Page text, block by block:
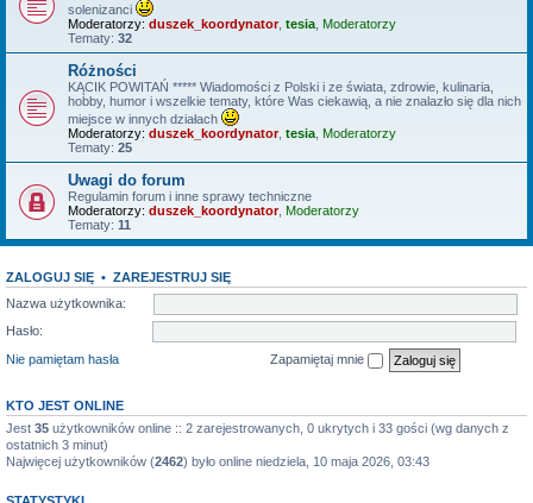
solenizanci
Moderatorzy: duszek_koordynator, tesia Moderatorzy
Tematy: 32
Różności
KĄCIK POWITAŃ ***** Wiadomości z Polski i ze świata, zdrowie, kulinaria,
hobby, humor i wszelkie tematy, które Was ciekawią, a nie znalazło się dla nich
miejsce w innych działach
Moderatorzy: duszek_koordynator, tesia Moderatorzy
Tematy: 25
Uwagi do forum
Regulamin forum i inne sprawy techniczne
Moderatorzy: duszek_koordynator, Moderatorzy
Tematy: 11
ZALOGUJ SIĘ • ZAREJESTRUJ SIĘ
Nazwa użytkownika:
Hasło:
Nie pamiętam hasła
Zapamiętaj mnie
KTO JEST ONLINE
Jest 35 użytkowników online :: 2 zarejestrowanych, 0 ukrytych i 33 gości (wg danych z
ostatnich 3 minut)
Najwięcej użytkowników (2462) było online niedziela, 10 maja 2026, 03:43
STATYSTYKI